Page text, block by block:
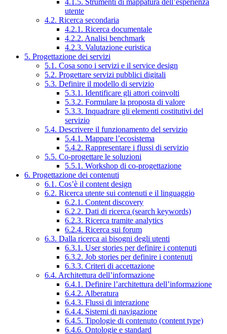
utente
4.2. Ricerca secondaria
4.2.1. Ricerca documentale
4.2.2. Analisi benchmark
4.2.3. Valutazione euristica
5. Progettazione dei servizi
5.1. Cosa sono i servizi e il service design
5.2. Progettare servizi pubblici digitali
5.3. Definire il modello di servizio
5.3.1. Identificare gli attori coinvolti
5.3.2. Formulare la proposta di valore
5.3.3. Inquadrare gli elementi costitutivi del
servizio
5.4. Descrivere il funzionamento del servizio
5.4.1. Mappare l’ecosistema
5.4.2. Rappresentare i flussi di servizio
5.5. Co-progettare le soluzioni
5.5.1. Workshop di co-progettazione
6. Progettazione dei contenuti
6.1. Cos’è il content design
6.2. Ricerca utente sui contenuti e il linguaggio
6.2.1. Content discovery
6.2.2. Dati di ricerca (search keywords)
6.2.3. Ricerca tramite analytics
6.2.4. Ricerca sui forum
6.3. Dalla ricerca ai bisogni degli utenti
6.3.1. User stories per definire i contenuti
6.3.2. Job stories per definire i contenuti
6.3.3. Criteri di accettazione
6.4. Architettura dell’informazione
6.4.1. Definire l’architettura dell’informazione
6.4.2. Alberatura
6.4.3. Flussi di interazione
6.4.4. Sistemi di navigazione
6.4.5. Tipologie di contenuto (content type)
6.4.6. Ontologie e standard